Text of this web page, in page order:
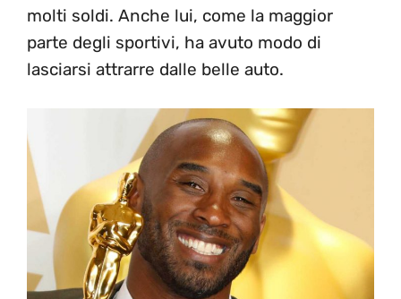
molti soldi. Anche lui, come la maggior
parte degli sportivi, ha avuto modo di
lasciarsi attrarre dalle belle auto.